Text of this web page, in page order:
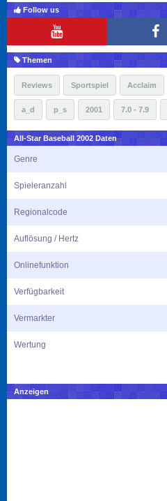
Follow us
Themen
Reviews Sportspiel Acclaim
a_d p_s 2001 7.0 - 7.9
All-Star Baseball 2002 Daten
Genre
Spieleranzahl
Regionalcode
Auflösung / Hertz
Onlinefunktion
Verfügbarkeit
Vermarkter
Wertung
Anzeigen